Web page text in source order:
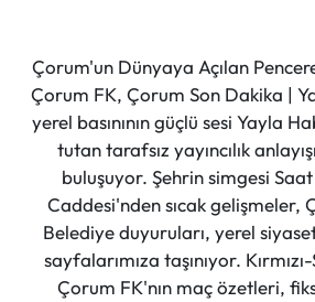
Çorum'un Dünyaya Açılan
Çorum FK, Çorum Son Dakika |
yerel basınının güçlü sesi Yayla
tutan tarafsız yayıncılık
buluşuyor. Şehrin simgesi
Caddesi'nden sıcak gelişmeler,
Belediye duyuruları, yerel
sayfalarımıza taşınıyor.
Çorum FK'nın maç özetleri,